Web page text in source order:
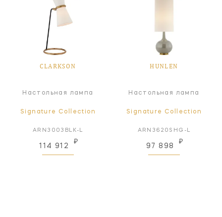
CLARKSON
Настольная лампа
Signature Collection
ARN3003BLK-L
114 912
₽
HUNLEN
Настольная лампа
Signature Collection
ARN3620SHG-L
97 898
₽